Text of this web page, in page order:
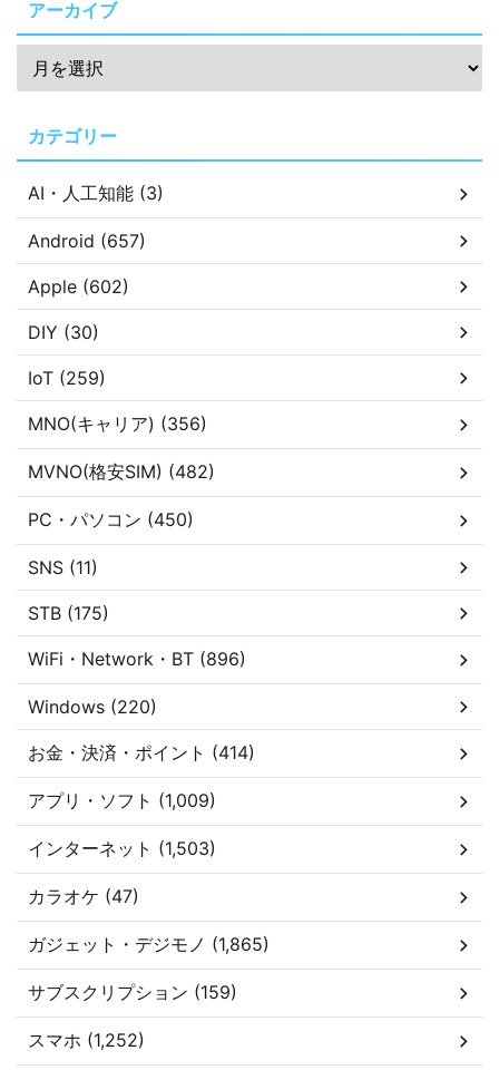
アーカイブ
カテゴリー
AI・人工知能 (3)
Android (657)
Apple (602)
DIY (30)
IoT (259)
MNO(キャリア) (356)
MVNO(格安SIM) (482)
PC・パソコン (450)
SNS (11)
STB (175)
WiFi・Network・BT (896)
Windows (220)
お金・決済・ポイント (414)
アプリ・ソフト (1,009)
インターネット (1,503)
カラオケ (47)
ガジェット・デジモノ (1,865)
サブスクリプション (159)
スマホ (1,252)